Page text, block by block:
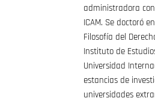
administradora
ICAM. Se doctoró
Filosofía del
Instituto de
Universidad
estancias de
universidades